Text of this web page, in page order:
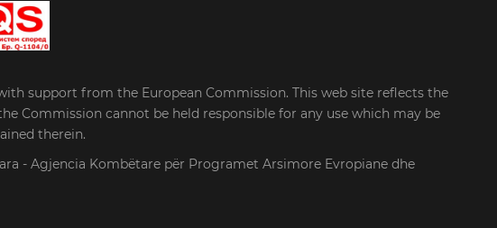
support from the European Commission. This web site reflects the
Commission cannot be held responsible for any use which may be
therein.
- Agjencia Kombëtare për Programet Arsimore Evropiane dhe